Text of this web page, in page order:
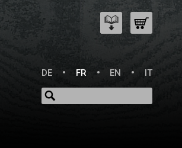
DE
FR EN IT